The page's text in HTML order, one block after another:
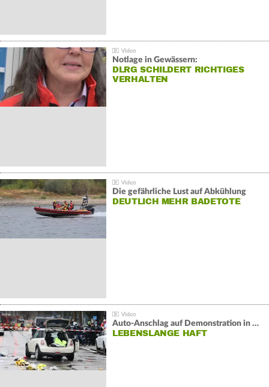
Notlage in Gewässern:
DLRG SCHILDERT RICHTIGES
VERHALTEN
Die gefährliche Lust auf Abkühlung
DEUTLICH MEHR BADETOTE
Auto-Anschlag auf Demonstration in München:
LEBENSLANGE HAFT